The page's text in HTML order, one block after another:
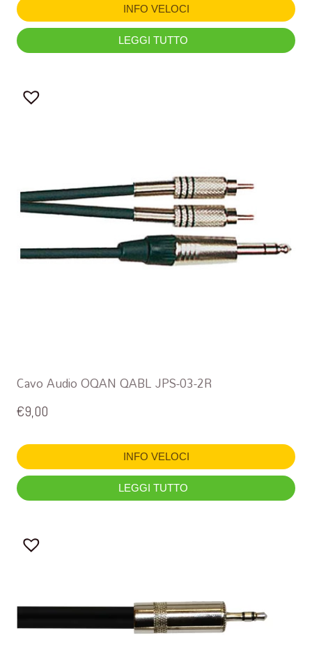
INFO VELOCI
LEGGI TUTTO
Cavo Audio OQAN QABL JPS-03-2R
€9,00
INFO VELOCI
LEGGI TUTTO